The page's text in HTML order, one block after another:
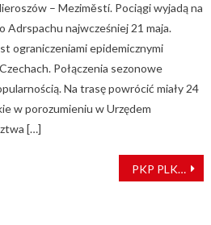
– Meziměstí. Pociągi wyjadą na
Adrspachu najwcześniej 21 maja.
ograniczeniami epidemicznymi
Połączenia sezonowe
Na trasę powrócić miały 24
w porozumieniu w Urzędem
[…]
PKP PLK przekazują kolejne darowizny